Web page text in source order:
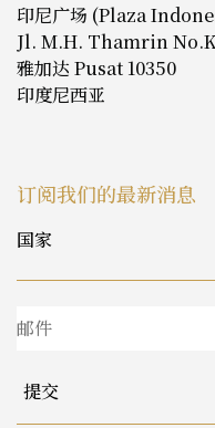
印尼广场 (Plaza
Jl. M.H. Thamrin
雅加达 Pusat 10350
印度尼西亚
订阅我们的最新消息
提交